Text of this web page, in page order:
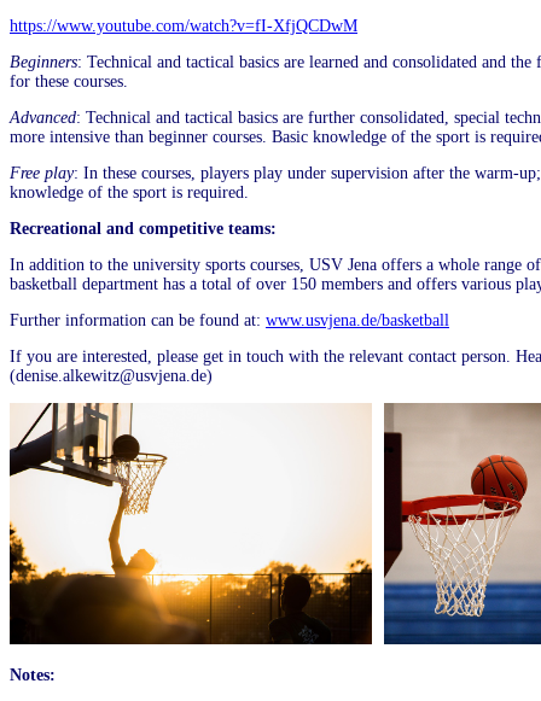
https://www.youtube.com/watch?v=fI-XfjQCDwM
Beginners: Technical and tactical basics are learned and consolidated and
for these courses.
Advanced: Technical and tactical basics are further consolidated, special
more intensive than beginner courses. Basic knowledge of the sport is
Free play: In these courses, players play under supervision after the warm-
knowledge of the sport is required.
Recreational and competitive teams:
In addition to the university sports courses, USV Jena offers a whole range
basketball department has a total of over 150 members and offers various
Further information can be found at: www.usvjena.de/basketball
If you are interested, please get in touch with the relevant contact person.
(denise.alkewitz@usvjena.de)
Notes: